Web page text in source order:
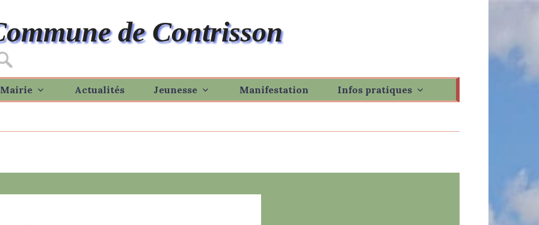
de Contrisson
Mairie Actualités Jeunesse Manifestation Infos pratiques